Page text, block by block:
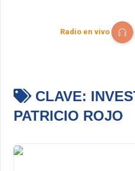
Radio en vivo
CLAVE:
PATRICIO ROJO